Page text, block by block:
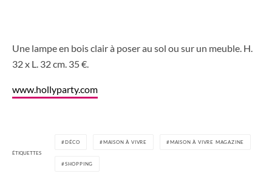
Une lampe en bois clair à poser au sol ou sur un meuble. H.
32 x L. 32 cm. 35 €.
www.hollyparty.com
ÉTIQUETTES
DÉCO MAISON À VIVRE MAISON À VIVRE MAGAZINE
SHOPPING